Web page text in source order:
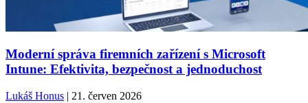
Moderní správa firemních zařízení s Microsoft
Intune: Efektivita, bezpečnost a jednoduchost
Lukáš Honus | 21. červen 2026